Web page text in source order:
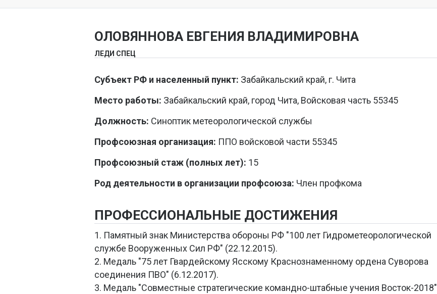
ОЛОВЯННОВА ЕВГЕНИЯ ВЛАДИМИРОВНА
ЛЕДИ СПЕЦ
Субъект РФ и населенный пункт: Забайкальский край, г. Чита
Место работы: Забайкальский край, город Чита, Войсковая часть 55345
Должность: Синоптик метеорологической службы
Профсоюзная организация: ППО войсковой части 55345
Профсоюзный стаж (полных лет): 15
Род деятельности в организации профсоюза: Член профкома
ПРОФЕССИОНАЛЬНЫЕ ДОСТИЖЕНИЯ
1. Памятный знак Министерства обороны РФ "100 лет Гидрометеорологической
службе Вооруженных Сил РФ" (22.12.2015).
2. Медаль "75 лет Гвардейскому Ясскому Краснознаменному ордена Суворова
соединения ПВО" (6.12.2017).
3. Медаль "Совместные стратегические командно-штабные учения Восток-2018"